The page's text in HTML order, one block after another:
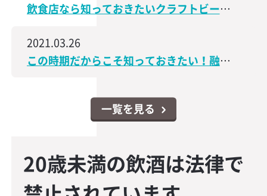
飲食店なら知っておきたいクラフトビールの世界│飲食店なんでもスクエア
2021.03.26
この時期だからこそ知っておきたい！融資・資金調達に関するコンテンツをアップしました│飲食店なんでもスクエア
一覧を見る
20歳未満の飲酒は法律で